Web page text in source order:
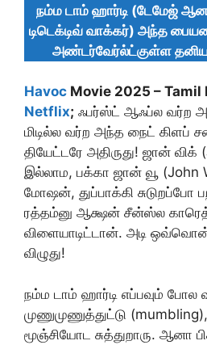
நம்ம டாம் ஹார்டி (டேமேஜ்
டிடெக்டிவ் வாக்கர்) அந்த
அண்டர்வேர்ல்ட்குள்ள தனியா
Havoc Movie 2025 – Tamil
Netflix; ஃபர்ஸ்ட் ஆஃப்ல வர்ற
மிடில்ல வர்ற அந்த நைட் கிளப்
தியேட்டரே அதிருது! ஜான்
இல்லாம, பக்கா ஜான் வூ
மோஷன், துப்பாக்கி சுடுறப்போ
ரத்தம்னு ஆக்ஷன் சீன்ஸ்ல காரெத்
விளையாடிட்டான். அடி
விழுது!
நம்ம டாம் ஹார்டி எப்பவும்
முணுமுணுத்துட்டு
மூஞ்சியோட சுத்துறாரு. ஆனா